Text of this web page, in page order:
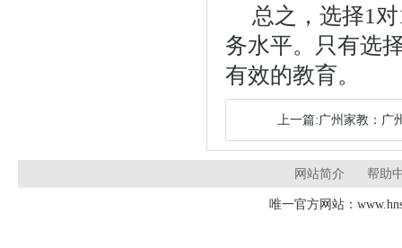
总之，选择1
务水平。只有选
有效的教育。
上一篇:广州家教：广
网站简介 帮助
唯一官方网站：